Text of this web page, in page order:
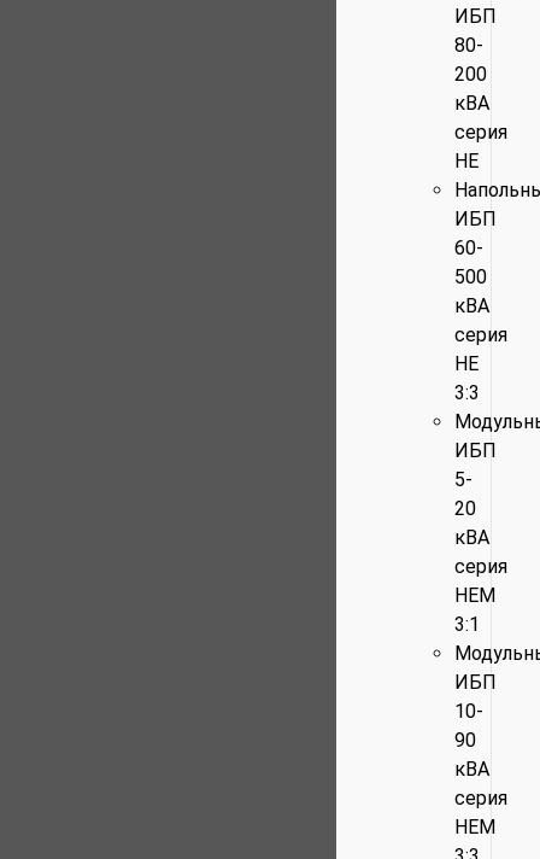
ИБП
80-
200
кВА
серия
HE
ИБП
60-
500
кВА
серия
HE
3:3
ИБП
5-
20
кВА
серия
HEM
3:1
ИБП
10-
90
кВА
серия
HEM